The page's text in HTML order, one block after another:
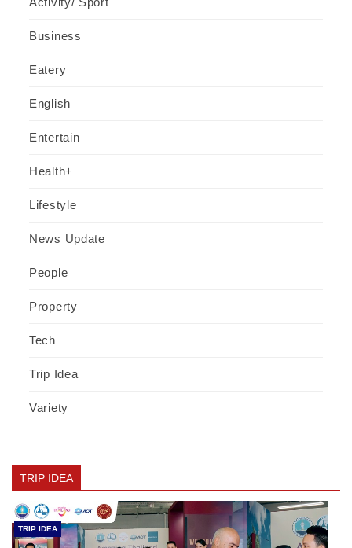
Business
Eatery
English
Entertain
Health+
Lifestyle
News Update
People
Property
Tech
Trip Idea
Variety
TRIP IDEA
TRIP IDEA